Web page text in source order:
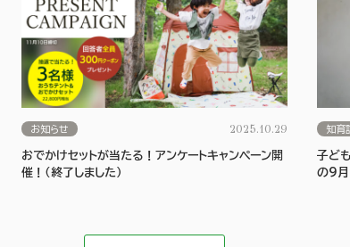
お知らせ 2025.10.29
おでかけセットが当たる！アンケートキャンペーン開
催！（終了しました）
知育
子ど
の9月